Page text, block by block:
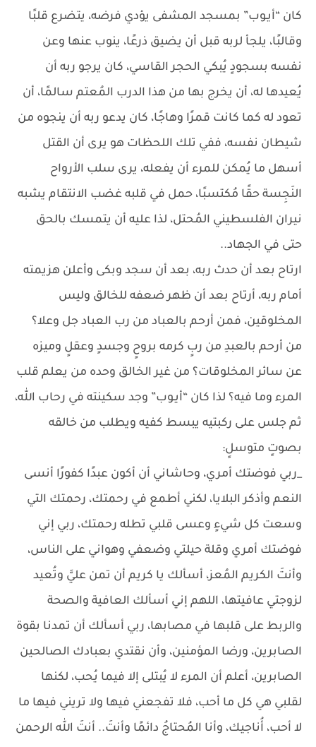
كان “أيـوب” بمسجد المشفى يؤدي فرضه، يتضرع قلبًا
وقالبًا، يلجأ لربه قبل أن يضيق ذرعًا، ينوب عنها وعن
نفسه بسجودٍ يُبكي الحجر القاسي، كان يرجو ربه أن
يُعيدها له، أن يخرج بها من هذا الدرب المُعتم سالمًا، أن
تعود له كما كانت قمرًا وهاجًا، كان يدعو ربه أن ينجوه من
شيطان نفسه، ففي تلك اللحظات هو يرى أن القتل
أسهل ما يُمكن للمرء أن يفعله، يرى سلب الأرواح
النَجِسة حقًا مُكتسبًا، حمل في قلبه غضب الانتقام يشبه
نيران الفلسطيني المُحتل، لذا عليه أن يتمسك بالحق
حتى في الجهاد..
ارتاح بعد أن حدث ربه، بعد أن سجد وبكى وأعلن هزيمته
أمام ربه، أرتاح بعد أن ظهر ضعفه للخالق وليس
المخلوقين، فمن أرحم بالعباد من رب العباد جل وعلا؟
من أرحم بالعبدِ من ربٍ كرمه بروحٍ وجسدٍ وعقلٍ وميزه
عن سائر المخلوقات؟ من غير الخالق وحده من يعلم قلب
المرء وما فيه؟ لذا كان “أيـوب” وجد سكينته في رحاب الله،
ثم جلس على ركبتيه يبسط كفيه ويطلب من خالقه
بصوتٍ متوسلٍ:
_ربي فوضتك أمري، وحاشاني أن أكون عبدًا كفورًا أنسى
النعم وأذكر البلايا، لكني أطمع في رحمتك، رحمتك التي
وسعت كل شيءٍ وعسى قلبي تطله رحمتك، ربي إني
فوضتك أمري وقلة حيلتي وضعفي وهواني على الناس،
وأنتَ الكريم المُعز، أسألك يا كريم أن تمن عليَّ وتُعيد
لزوجتي عافيتها، اللهم إني أسألك العافية والصحة
والربط على قلبها في مصابها، ربي أسألك أن تمدنا بقوة
الصابرين، ورضا المؤمنين، وأن نقتدي بعبادك الصالحين
الصابرين، أعلم أن المرء لا يُبتلى إلا فيما يُحب، لكنها
لقلبي هي كل ما أحب، فلا تفجعني فيها ولا تريني فيها ما
لا أحب، أُناجيك، وأنا المُحتاجُ دائمًا وأنتَ.. أنتَ الله الرحمن